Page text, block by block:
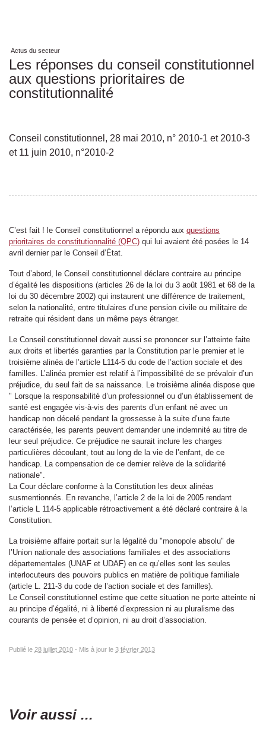
Actus du secteur
Les réponses du conseil constitutionnel
aux questions prioritaires de
constitutionnalité
Conseil constitutionnel, 28 mai 2010, n° 2010-1 et 2010-3
et 11 juin 2010, n°2010-2
C’est fait ! le Conseil constitutionnel a répondu aux questions
prioritaires de constitutionnalité (QPC) qui lui avaient été posées le 14
avril dernier par le Conseil d’État.
Tout d’abord, le Conseil constitutionnel déclare contraire au principe
d’égalité les dispositions (articles 26 de la loi du 3 août 1981 et 68 de la
loi du 30 décembre 2002) qui instaurent une différence de traitement,
selon la nationalité, entre titulaires d’une pension civile ou militaire de
retraite qui résident dans un même pays étranger.
Le Conseil constitutionnel devait aussi se prononcer sur l’atteinte faite
aux droits et libertés garanties par la Constitution par le premier et le
troisième alinéa de l’article L114-5 du code de l’action sociale et des
familles. L’alinéa premier est relatif à l’impossibilité de se prévaloir d’un
préjudice, du seul fait de sa naissance. Le troisième alinéa dispose que
" Lorsque la responsabilité d’un professionnel ou d’un établissement de
santé est engagée vis-à-vis des parents d’un enfant né avec un
handicap non décelé pendant la grossesse à la suite d’une faute
caractérisée, les parents peuvent demander une indemnité au titre de
leur seul préjudice. Ce préjudice ne saurait inclure les charges
particulières découlant, tout au long de la vie de l’enfant, de ce
handicap. La compensation de ce dernier relève de la solidarité
nationale".
La Cour déclare conforme à la Constitution les deux alinéas
susmentionnés. En revanche, l’article 2 de la loi de 2005 rendant
l’article L 114-5 applicable rétroactivement a été déclaré contraire à la
Constitution.
La troisième affaire portait sur la légalité du "monopole absolu" de
l’Union nationale des associations familiales et des associations
départementales (UNAF et UDAF) en ce qu’elles sont les seules
interlocuteurs des pouvoirs publics en matière de politique familiale
(article L. 211-3 du code de l’action sociale et des familles).
Le Conseil constitutionnel estime que cette situation ne porte atteinte ni
au principe d’égalité, ni à liberté d’expression ni au pluralisme des
courants de pensée et d’opinion, ni au droit d’association.
Publié le 28 juillet 2010 - Mis à jour le 3 février 2013
Voir aussi ...